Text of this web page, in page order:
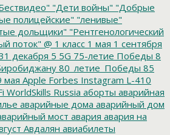
"Дети войны" "Добрые
полицейские" "ленивые"
дольщики" "Рентгенологический
поток" @ 1 класс 1 мая 1 сентября
декабря 5 5G 75-летие Победы 8
80_летие_Победы 85
мая Apple Forbes Instagram L-410
WorldSkills Russia аборты аварийная
аварийные дома аварийный дом
мост авария авария на
Авдалян авиабилеты